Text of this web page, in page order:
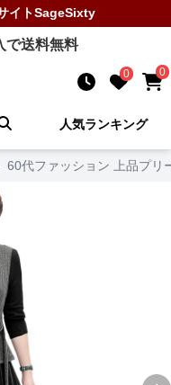
イトSageSixty
で送料無料
0 0
人気ランキング
60代ファッション 上品プリ